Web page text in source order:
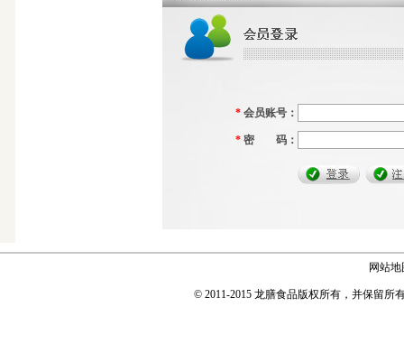
*会员账号：
*密 码：
网站地
© 2011-2015 龙膳食品版权所有，并保留所